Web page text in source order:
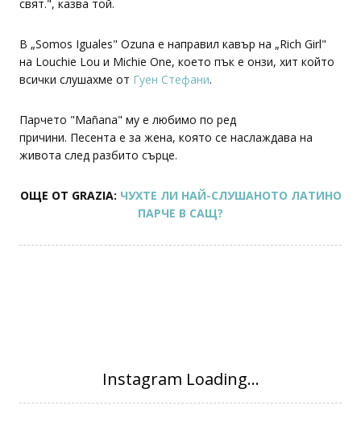
свят.", казва той.
В „Somos Iguales" Ozuna е направил кавър на „Rich Girl"
на Louchie Lou и Michie One, което пък е онзи, хит който
всички слушахме от Гуен Стефани.
Парчето "Mañana" му е любимо по ред
причини. Песента е за жена, която се наслаждава на
живота след разбито сърце.
ОЩЕ ОТ GRAZIA: ЧУХТЕ ЛИ НАЙ-СЛУШАНОТО ЛАТИНО
ПАРЧЕ В САЩ?